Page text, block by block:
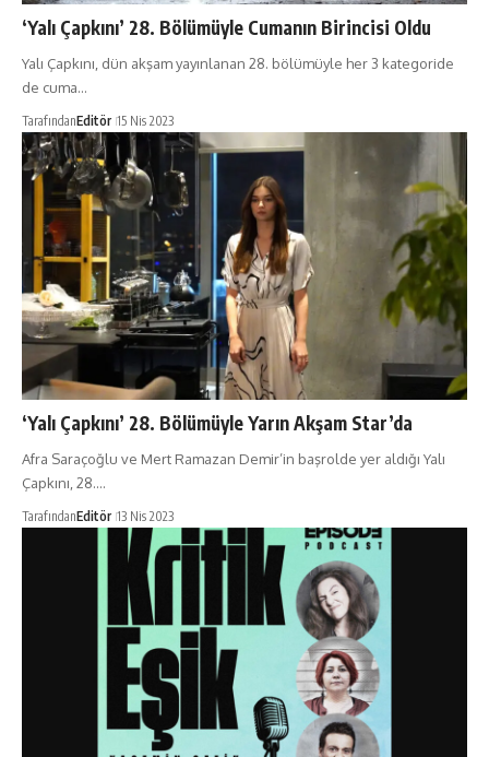
‘Yalı Çapkını’ 28. Bölümüyle Cumanın Birincisi Oldu
Yalı Çapkını, dün akşam yayınlanan 28. bölümüyle her 3 kategoride
de cuma…
TarafındanEditör 15 Nis 2023
‘Yalı Çapkını’ 28. Bölümüyle Yarın Akşam Star’da
Afra Saraçoğlu ve Mert Ramazan Demir’in başrolde yer aldığı Yalı
Çapkını, 28.…
TarafındanEditör 13 Nis 2023